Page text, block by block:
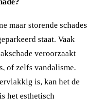
maar storende schades
staat. Vaak
veroorzaakt
of zelfs vandalisme.
is, kan het de
het esthetisch